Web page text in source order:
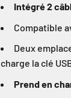
Intégré 2
Compatible
Deux
charge la clé
Prend en